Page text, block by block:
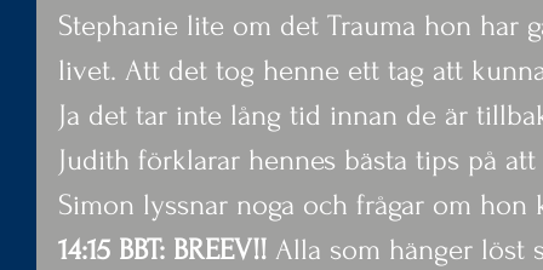
Stephanie lite om det Trauma hon har
livet. Att det tog henne ett tag att
Ja det tar inte lång tid innan de är
Judith förklarar hennes bästa tips på
Simon lyssnar noga och frågar om hon
14:15 BBT: BREEV!! Alla som hänger löst